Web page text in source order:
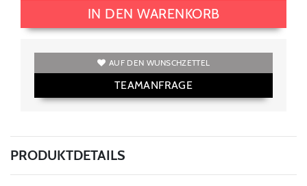
IN DEN WARENKORB
AUF DEN WUNSCHZETTEL
TEAMANFRAGE
PRODUKTDETAILS